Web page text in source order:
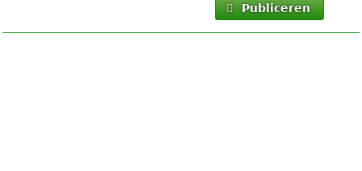
Publiceren